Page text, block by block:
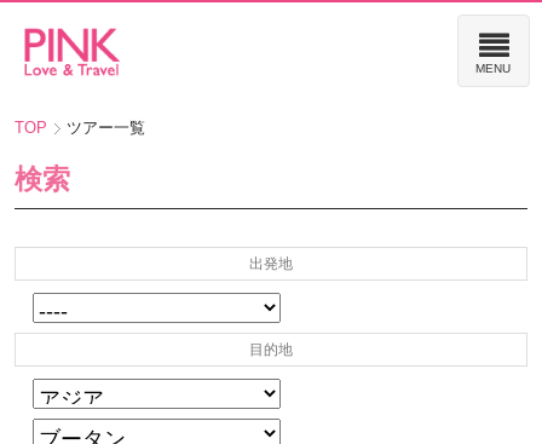
TOP ツアー一覧
検索
出発地
目的地